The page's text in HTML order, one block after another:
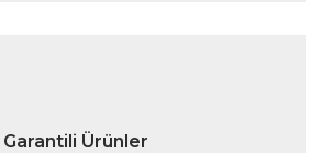
Garantili Ürünler